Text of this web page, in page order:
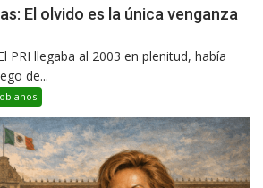
El olvido es la única venganza
PRI llegaba al 2003 en plenitud, había
de...